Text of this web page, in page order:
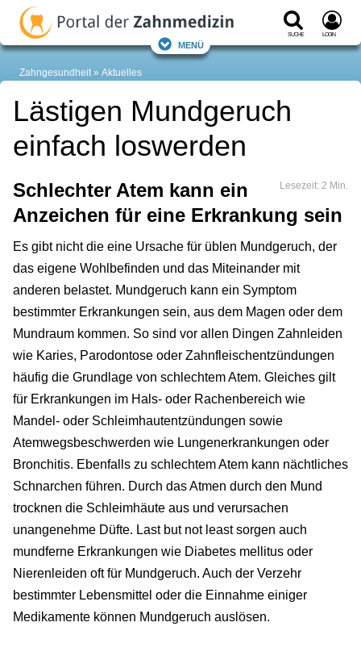
Suche Login
Menü
Zahngesundheit Aktuelles
Lästigen Mundgeruch
einfach loswerden
Lesezeit: 2 Min.
Schlechter Atem kann ein
Anzeichen für eine Erkrankung sein
Es gibt nicht die eine Ursache für üblen Mundgeruch, der
das eigene Wohlbefinden und das Miteinander mit
anderen belastet. Mundgeruch kann ein Symptom
bestimmter Erkrankungen sein, aus dem Magen oder dem
Mundraum kommen. So sind vor allen Dingen Zahnleiden
wie Karies, Parodontose oder Zahnfleischentzündungen
häufig die Grundlage von schlechtem Atem. Gleiches gilt
für Erkrankungen im Hals- oder Rachenbereich wie
Mandel- oder Schleimhautentzündungen sowie
Atemwegsbeschwerden wie Lungenerkrankungen oder
Bronchitis. Ebenfalls zu schlechtem Atem kann nächtliches
Schnarchen führen. Durch das Atmen durch den Mund
trocknen die Schleimhäute aus und verursachen
unangenehme Düfte. Last but not least sorgen auch
mundferne Erkrankungen wie Diabetes mellitus oder
Nierenleiden oft für Mundgeruch. Auch der Verzehr
bestimmter Lebensmittel oder die Einnahme einiger
Medikamente können Mundgeruch auslösen.